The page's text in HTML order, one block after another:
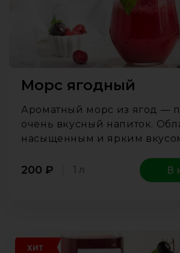
Морс ягодный
Ароматный морс из ягод —
очень вкусный напиток.
насыщенным и ярким
200 ₽ 1 л В
ХИТ